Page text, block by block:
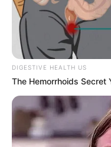
Biodata & Profil
Nama Lengkap: Jamie
Nama Panggung:Jamie
Tempat Tanggal Lahir:
Kewarganegaraan: Welsh
DIGESTIVE HEALTH US
The Hemorrhoids Secret